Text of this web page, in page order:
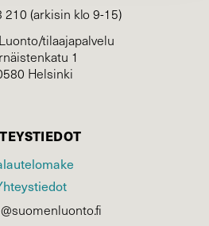
210 (arkisin klo 9-15)
tilaajapalvelu
1
Helsinki